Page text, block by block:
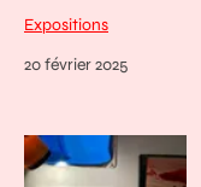
Expositions
20 février 2025